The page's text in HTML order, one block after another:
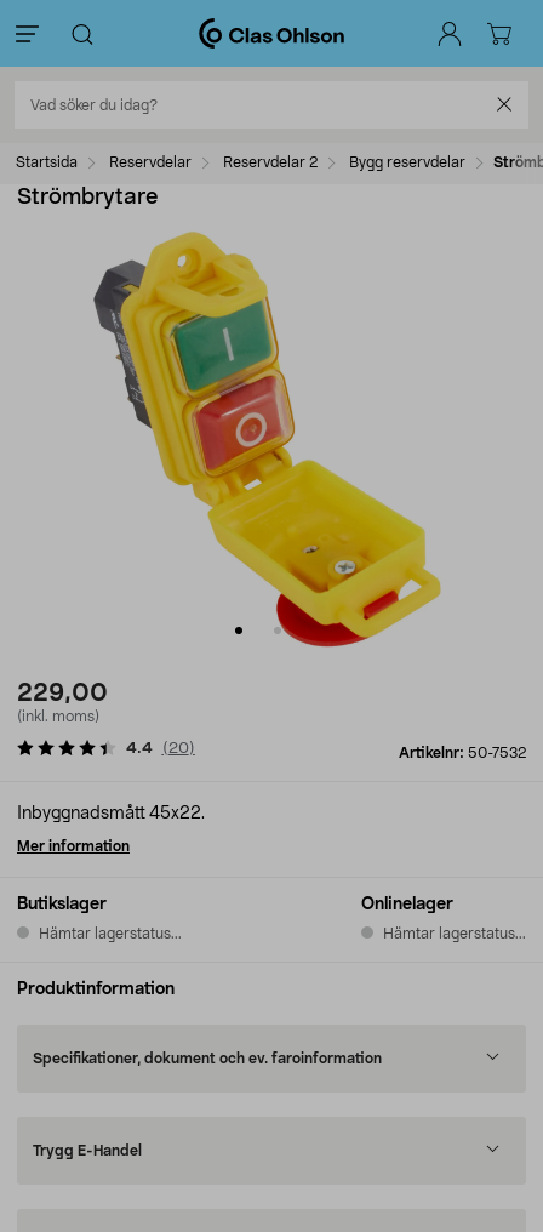
Startsida Reservdelar Reservdelar 2 Bygg reservdelar
Strömbrytare
229,00
(inkl. moms)
Artikelnr: 50-7532
4.4 ( 20)
Butikslager
Hämtar lagerstatus...
Onlinelager
Hämtar lagerstatus...
Inbyggnadsmått 45x22.
Mer information
Produktinformation
Specifikationer, dokument och ev. faroinformation
Trygg E-Handel